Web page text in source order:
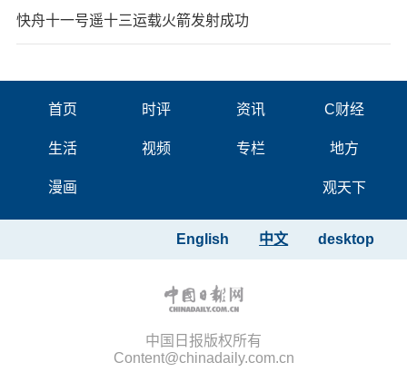
快舟十一号遥十三运载火箭发射成功
首页 时评 资讯 C财经
生活 视频 专栏 地方
漫画 观天下
desktop
中文
English
中国日报版权所有
Content@chinadaily.com.cn